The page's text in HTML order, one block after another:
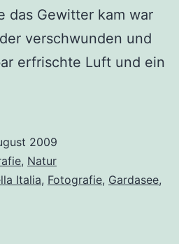
das Gewitter kam war
verschwunden und
erfrischte Luft und ein
2009
, Natur
Italia, Fotografie, Gardasee,